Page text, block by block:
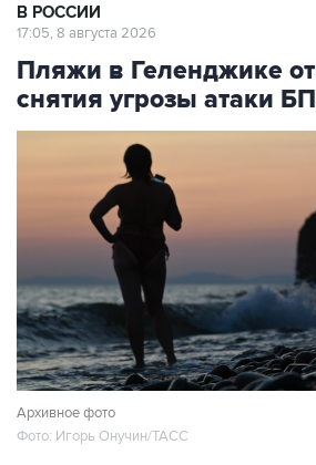
В РОССИИ
17:05, 8 августа 2026
Пляжи в Геленджике
снятия угрозы атаки
Архивное фото
Фото: Игорь Онучин/ТАСС